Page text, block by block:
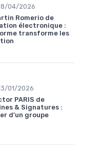
04/2026
Romerio de
électronique :
transforme les
01/2026
PARIS de
& Signatures :
d’un groupe